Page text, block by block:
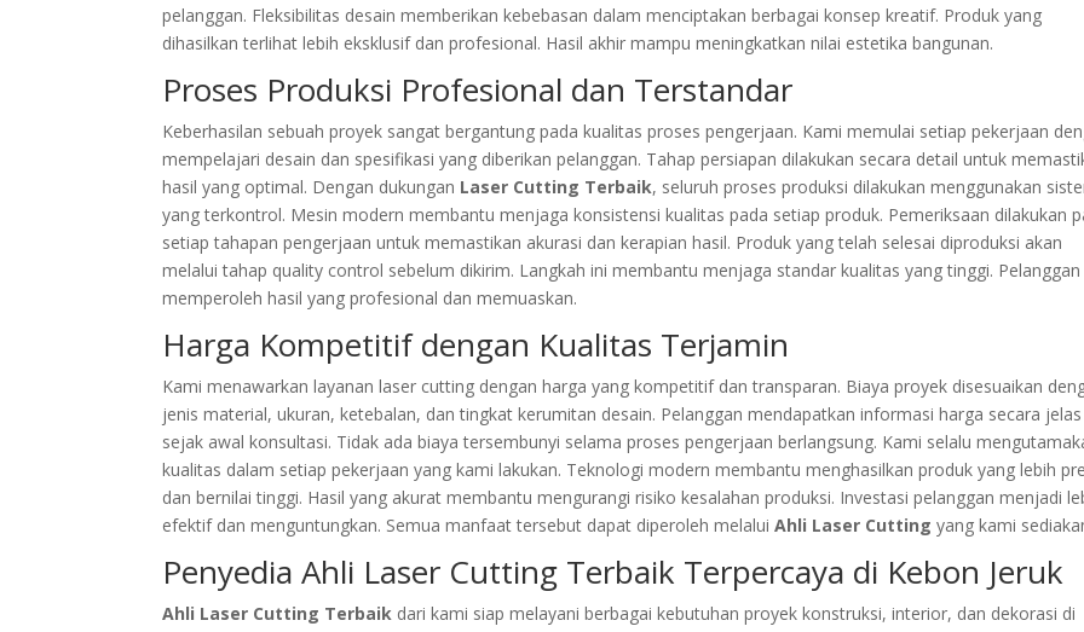
pelanggan. Fleksibilitas desain memberikan kebebasan dalam menciptakan berbagai konsep kreatif. Produk yang
dihasilkan terlihat lebih eksklusif dan profesional. Hasil akhir mampu meningkatkan nilai estetika bangunan.
Proses Produksi Profesional dan Terstandar
Keberhasilan sebuah proyek sangat bergantung pada kualitas proses pengerjaan. Kami memulai setiap pekerjaan
mempelajari desain dan spesifikasi yang diberikan pelanggan. Tahap persiapan dilakukan secara detail untuk
hasil yang optimal. Dengan dukungan Laser Cutting Terbaik, seluruh proses produksi dilakukan menggunakan
yang terkontrol. Mesin modern membantu menjaga konsistensi kualitas pada setiap produk. Pemeriksaan dilakukan
setiap tahapan pengerjaan untuk memastikan akurasi dan kerapian hasil. Produk yang telah selesai diproduksi akan
melalui tahap quality control sebelum dikirim. Langkah ini membantu menjaga standar kualitas yang tinggi. Pelanggan
memperoleh hasil yang profesional dan memuaskan.
Harga Kompetitif dengan Kualitas Terjamin
Kami menawarkan layanan laser cutting dengan harga yang kompetitif dan transparan. Biaya proyek disesuaikan
jenis material, ukuran, ketebalan, dan tingkat kerumitan desain. Pelanggan mendapatkan informasi harga secara jelas
sejak awal konsultasi. Tidak ada biaya tersembunyi selama proses pengerjaan berlangsung. Kami selalu
kualitas dalam setiap pekerjaan yang kami lakukan. Teknologi modern membantu menghasilkan produk yang lebih
dan bernilai tinggi. Hasil yang akurat membantu mengurangi risiko kesalahan produksi. Investasi pelanggan menjadi
efektif dan menguntungkan. Semua manfaat tersebut dapat diperoleh melaluiAhli Laser Cutting yang kami
Penyedia Ahli Laser Cutting Terbaik Terpercaya di Kebon Jeruk
Ahli Laser Cutting Terbaik dari kami siap melayani berbagai kebutuhan proyek konstruksi, interior, dan dekorasi di